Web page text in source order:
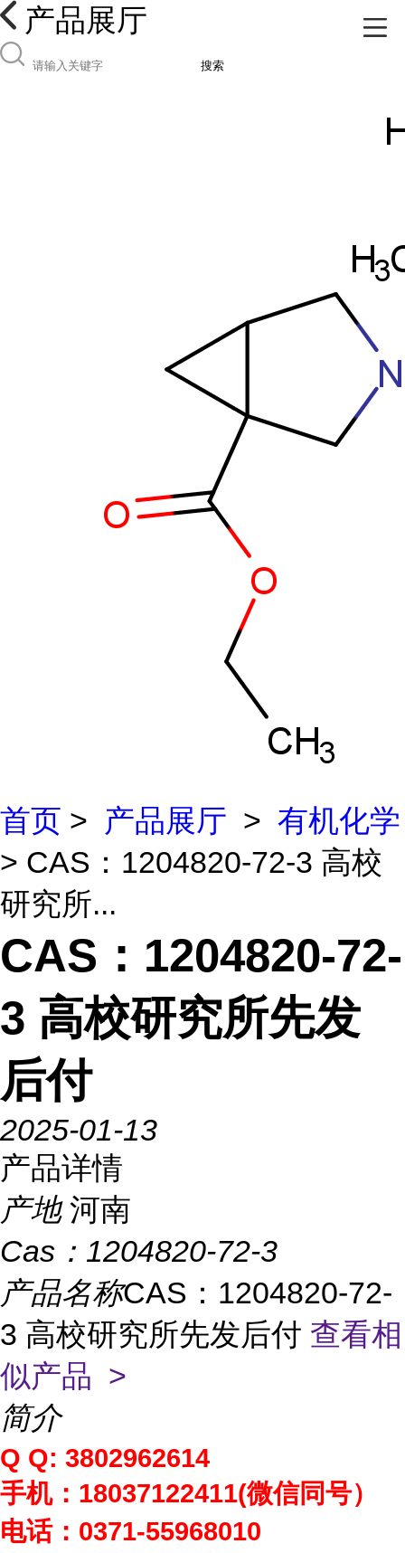
产品展厅
搜索
首页 > 产品展厅 > 有机化学
> CAS：1204820-72-3 高校
研究所...
CAS：1204820-72-
3 高校研究所先发
后付
2025-01-13
产品详情
产地 河南
Cas： 1204820-72-3
产品名称CAS：1204820-72-
3 高校研究所先发后付 查看相
似产品 >
简介
Q Q: 3802962614
手机： 18037122411(微信同号）
电话： 0371-55968010